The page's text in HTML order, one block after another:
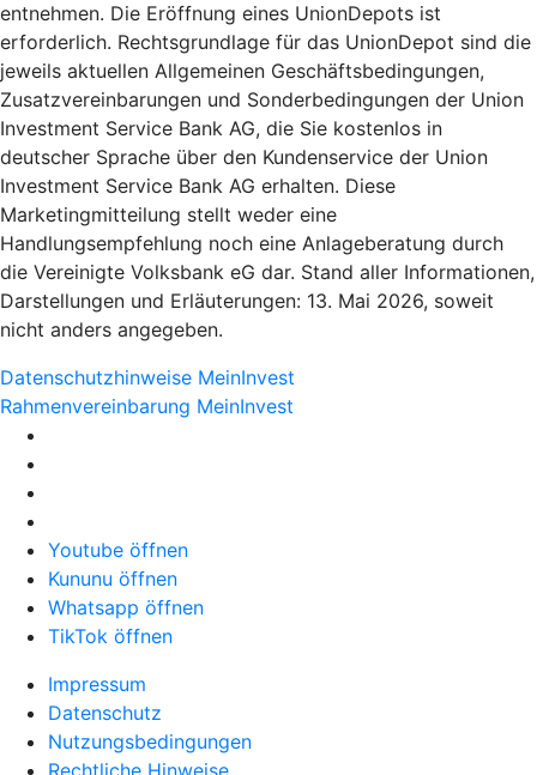
entnehmen. Die Eröffnung eines UnionDepots ist
erforderlich. Rechtsgrundlage für das UnionDepot sind die
jeweils aktuellen Allgemeinen Geschäftsbedingungen,
Zusatzvereinbarungen und Sonderbedingungen der Union
Investment Service Bank AG, die Sie kostenlos in
deutscher Sprache über den Kundenservice der Union
Investment Service Bank AG erhalten. Diese
Marketingmitteilung stellt weder eine
Handlungsempfehlung noch eine Anlageberatung durch
die Vereinigte Volksbank eG dar. Stand aller Informationen,
Darstellungen und Erläuterungen: 13. Mai 2026, soweit
nicht anders angegeben.
Datenschutzhinweise MeinInvest
Rahmenvereinbarung MeinInvest
Youtube öffnen
Kununu öffnen
Whatsapp öffnen
TikTok öffnen
Impressum
Datenschutz
Nutzungsbedingungen